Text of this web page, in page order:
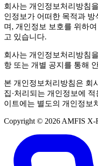
회사는 개인정보처리방침
인정보가 어떠한 목적과 방
며, 개인정보 보호를 위하
고 있습니다.
회사는 개인정보처리방침
항 또는 개별 공지를 통해
본 개인정보처리방침은 회
집·처리되는 개인정보에
이트에는 별도의 개인정보
Copyright © 2026 AMFIS X-